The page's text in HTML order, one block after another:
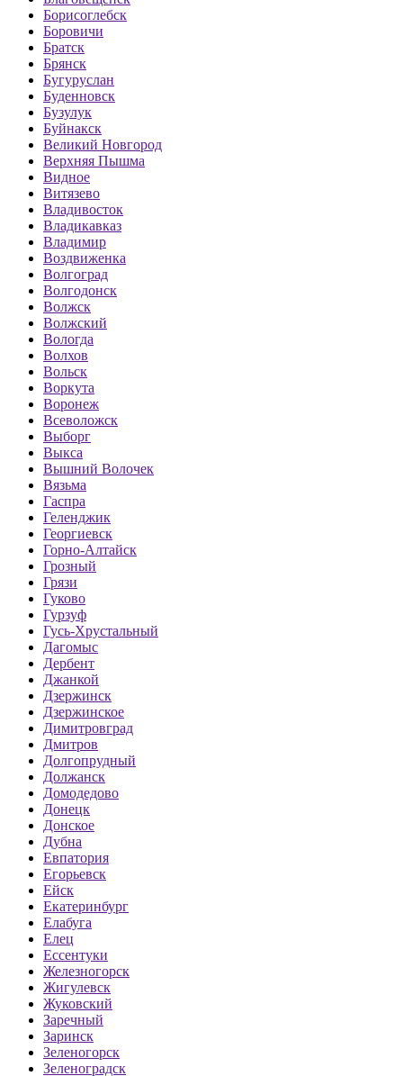
Борисоглебск
Боровичи
Братск
Брянск
Бугуруслан
Буденновск
Бузулук
Буйнакск
Великий Новгород
Верхняя Пышма
Видное
Витязево
Владивосток
Владикавказ
Владимир
Воздвиженка
Волгоград
Волгодонск
Волжск
Волжский
Вологда
Волхов
Вольск
Воркута
Воронеж
Всеволожск
Выборг
Выкса
Вышний Волочек
Вязьма
Гаспра
Геленджик
Георгиевск
Горно-Алтайск
Грозный
Грязи
Гуково
Гурзуф
Гусь-Хрустальный
Дагомыс
Дербент
Джанкой
Дзержинск
Дзержинское
Димитровград
Дмитров
Долгопрудный
Должанск
Домодедово
Донецк
Донское
Дубна
Евпатория
Егорьевск
Ейск
Екатеринбург
Елабуга
Елец
Ессентуки
Железногорск
Жигулевск
Жуковский
Заречный
Заринск
Зеленогорск
Зеленоградск